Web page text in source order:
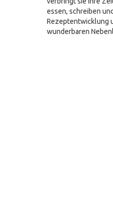
essen, schreiben
Rezeptentwicklung
wunderbaren